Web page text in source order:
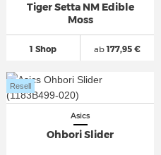
Tiger Setta NM Edible
Moss
1 Shop ab177,95 €
Asics
Ohbori Slider
Resell